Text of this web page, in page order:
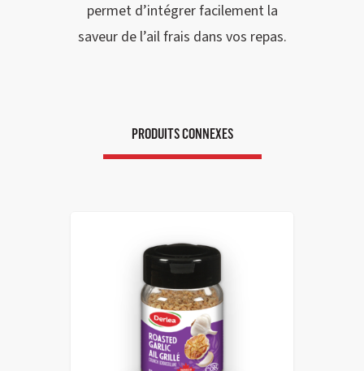
permet d’intégrer facilement la
saveur de l’ail frais dans vos repas.
PRODUITS CONNEXES